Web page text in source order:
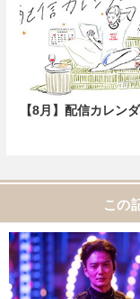
【8月】配信カレン
この